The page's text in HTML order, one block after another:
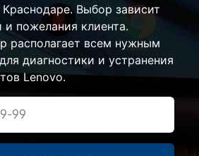
Выбор зависит
пожелания клиента.
располагает всем нужным
диагностики и устранения
Lenovo.